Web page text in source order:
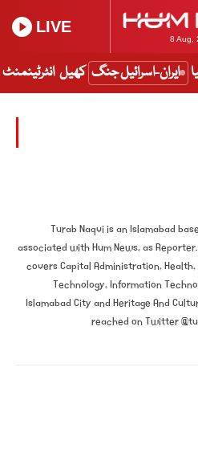
8 Aug,
LIVE
ایران-اسرائیل جنگ کھیل انٹرٹینمنٹ
Turab Naqvi is an Islamabad
associated with Hum News, as
covers Capital Administration, Health,
Technology, Information
Islamabad City and Heritage And
reached on Twitter